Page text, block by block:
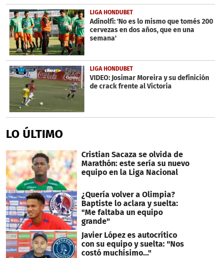
LIGA HONDUBET
Adinolfi: 'No es lo mismo que tomés 200
cervezas en dos años, que en una
semana'
LIGA HONDUBET
VIDEO: Josimar Moreira y su definición
de crack frente al Victoria
LO ÚLTIMO
Cristian Sacaza se olvida de
Marathón: este sería su nuevo
equipo en la Liga Nacional
¿Quería volver a Olimpia?
Baptiste lo aclara y suelta:
"Me faltaba un equipo
grande"
Javier López es autocrítico
con su equipo y suelta: "Nos
costó muchísimo..."